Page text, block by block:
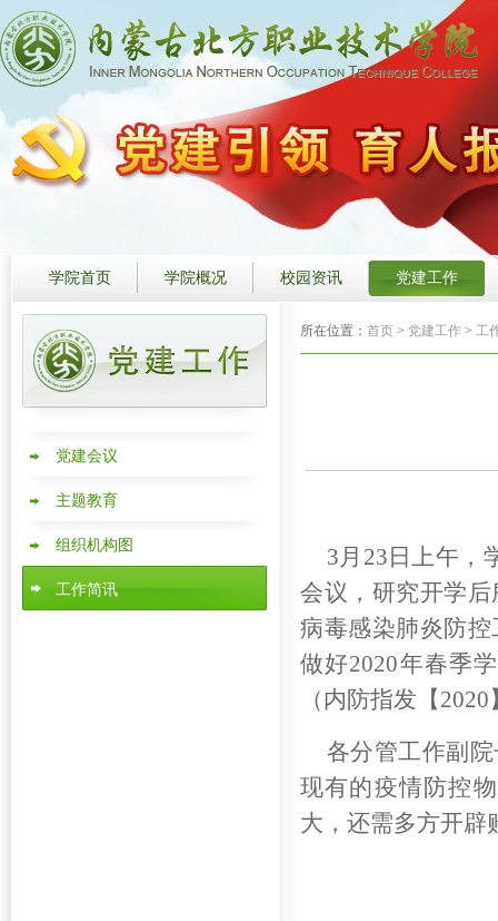
学院首页 学院概况 校园资讯 党建工作
党建会议
主题教育
组织机构图
工作简讯
所在位置： 首页 > 党建工作 > 工
3月23日上午，
会议，研究开学
病毒感染肺炎防
做好2020年春季
（内防指发【
各分管工作副
现有的疫情防控
大，还需多方开辟